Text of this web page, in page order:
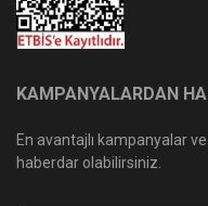
KAMPANYALARDAN
En avantajlı kampanyalar
haberdar olabilirsiniz.